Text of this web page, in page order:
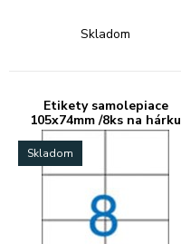
Skladom
Etikety samolepiace
105x74mm /8ks na hárku
Skladom